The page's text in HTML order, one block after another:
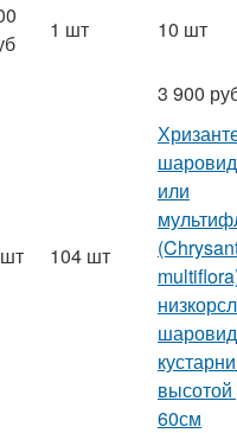
1 шт 10 шт
104 шт
3 900
или
60см